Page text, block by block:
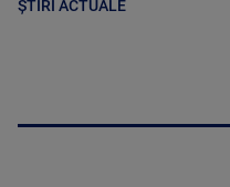
ȘTIRI ACTUALE